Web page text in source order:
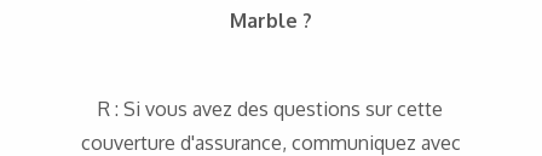
Marble ?
R : Si vous avez des questions sur cette
couverture d'assurance, communiquez avec